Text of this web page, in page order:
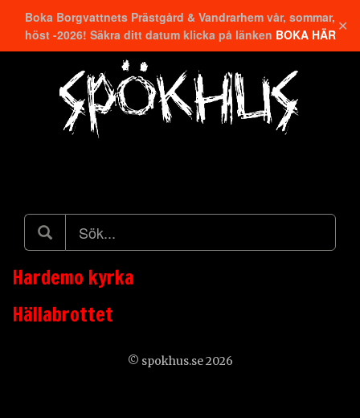
Boka Borgvattnets Prästgård & Vandrarhem vår, sommar,
höst -2026! Säkra ditt datum klicka på länken BOKA HÄR ✕
Hardemo kyrka
Hällabrottet
© spokhus.se 2026